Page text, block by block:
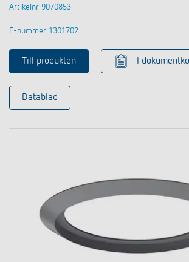
Artikelnr 9070853
E-nummer 1301702
Till produkten I
Datablad